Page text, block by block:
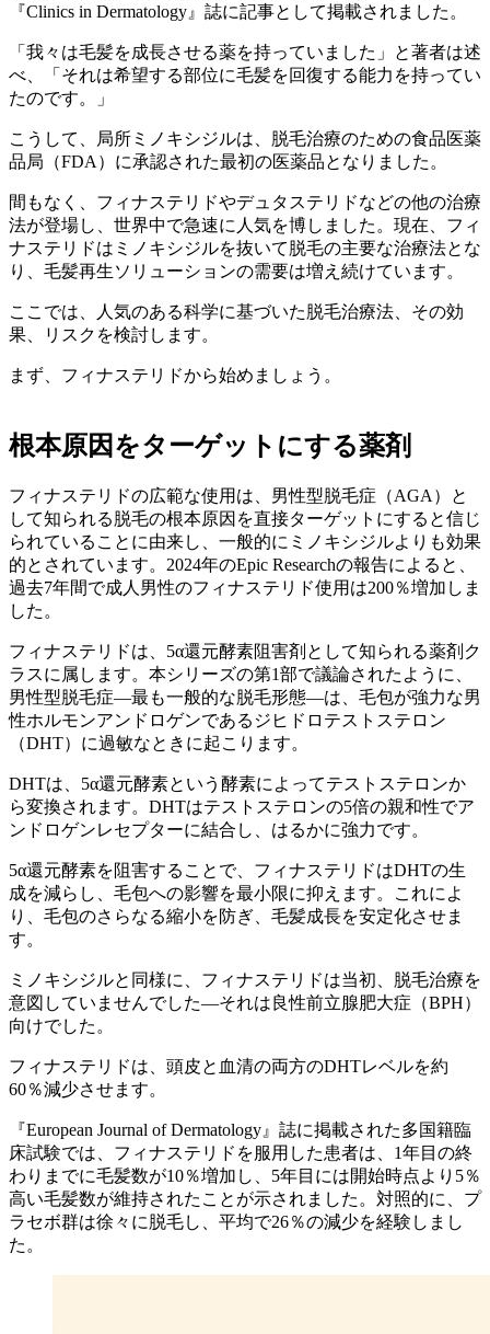
『Clinics in Dermatology』誌に記事として掲載されました。
「我々は毛髪を成長させる薬を持っていました」と著者は述
べ、「それは希望する部位に毛髪を回復する能力を持ってい
たのです。」
こうして、局所ミノキシジルは、脱毛治療のための食品医薬
品局（FDA）に承認された最初の医薬品となりました。
間もなく、フィナステリドやデュタステリドなどの他の治療
法が登場し、世界中で急速に人気を博しました。現在、フィ
ナステリドはミノキシジルを抜いて脱毛の主要な治療法とな
り、毛髪再生ソリューションの需要は増え続けています。
ここでは、人気のある科学に基づいた脱毛治療法、その効
果、リスクを検討します。
まず、フィナステリドから始めましょう。
根本原因をターゲットにする薬剤
フィナステリドの広範な使用は、男性型脱毛症（AGA）と
して知られる脱毛の根本原因を直接ターゲットにすると信じ
られていることに由来し、一般的にミノキシジルよりも効果
的とされています。2024年のEpic Researchの報告によると、
過去7年間で成人男性のフィナステリド使用は200％増加しま
した。
フィナステリドは、5α還元酵素阻害剤として知られる薬剤ク
ラスに属します。本シリーズの第1部で議論されたように、
男性型脱毛症—最も一般的な脱毛形態—は、毛包が強力な男
性ホルモンアンドロゲンであるジヒドロテストステロン
（DHT）に過敏なときに起こります。
DHTは、5α還元酵素という酵素によってテストステロンか
ら変換されます。DHTはテストステロンの5倍の親和性でア
ンドロゲンレセプターに結合し、はるかに強力です。
5α還元酵素を阻害することで、フィナステリドはDHTの生
成を減らし、毛包への影響を最小限に抑えます。これによ
り、毛包のさらなる縮小を防ぎ、毛髪成長を安定化させま
す。
ミノキシジルと同様に、フィナステリドは当初、脱毛治療を
意図していませんでした—それは良性前立腺肥大症（BPH）
向けでした。
フィナステリドは、頭皮と血清の両方のDHTレベルを約
60％減少させます。
『European Journal of Dermatology』誌に掲載された多国籍臨
床試験では、フィナステリドを服用した患者は、1年目の終
わりまでに毛髪数が10％増加し、5年目には開始時点より5％
高い毛髪数が維持されたことが示されました。対照的に、プ
ラセボ群は徐々に脱毛し、平均で26％の減少を経験しまし
た。